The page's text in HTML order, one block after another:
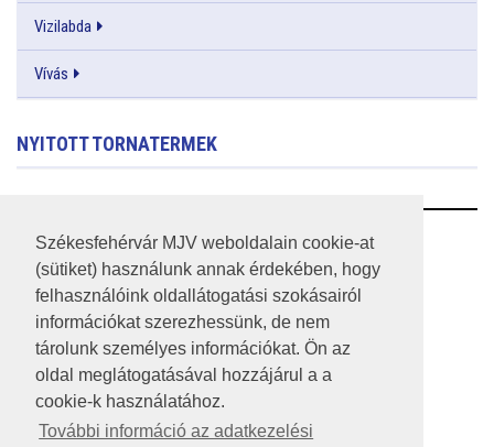
Székesfehérvár MJV weboldalain cookie-at
(sütiket) használunk annak érdekében, hogy
felhasználóink oldallátogatási szokásairól
információkat szerezhessünk, de nem
tárolunk személyes információkat. Ön az
oldal meglátogatásával hozzájárul a a
cookie-k használatához.
További információ az adatkezelési
Vizilabda
Vívás
NYITOTT TORNATERMEK
RSS
A HONLAP 2017.03.31-I ÁLLAPOTA
JOGI NYILATKOZAT
IMPRESSZUM